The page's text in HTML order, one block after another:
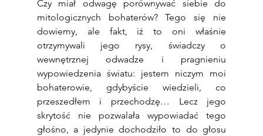
Czy miał odwagę porównywać siebie do
mitologicznych bohaterów? Tego się nie
dowiemy, ale fakt, iż to oni właśnie
otrzymywali jego rysy, świadczy o
wewnętrznej odwadze i pragnieniu
wypowiedzenia światu: jestem niczym moi
bohaterowie, gdybyście wiedzieli, co
przeszedłem i przechodzę… Lecz jego
skrytość nie pozwalała wypowiadać tego
głośno, a jedynie dochodziło to do głosu